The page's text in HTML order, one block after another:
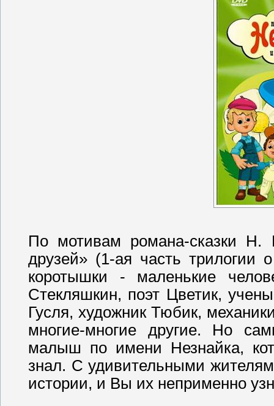
По мотивам романа-сказки Н.
друзей» (1-ая часть трилогии
коротышки - маленькие
Стекляшкин, поэт Цветик,
Гусля, художник Тюбик,
многие-многие другие. Но
малыш по имени Незнайка,
знал. С удивительными
истории, и Вы их неприменно